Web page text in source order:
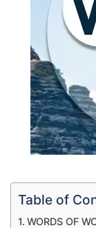
Table of
WORDS OF